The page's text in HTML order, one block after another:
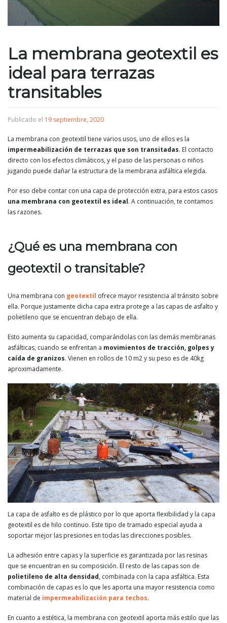
La membrana geotextil es
ideal para terrazas
transitables
Publicado el 19 septiembre, 2020
La membrana con geotextil tiene varios usos, uno de ellos es la
impermeabilización de terrazas que son transitadas. El contacto
directo con los efectos climáticos, y el paso de las personas o niños
jugando puede dañar la estructura de la membrana asfáltica elegida.
Por eso debe contar con una capa de protección extra, para estos casos
una membrana con geotextil es ideal. A continuación, te contamos
las razones.
¿Qué es una membrana con
geotextil o transitable?
Una membrana con geotextil ofrece mayor resistencia al tránsito sobre
ella. Porque justamente dicha capa extra protege a las capas de asfalto y
polietileno que se encuentran debajo de ella.
Esto aumenta su capacidad, comparándolas con las demás membranas
asfálticas, cuando se enfrentan a movimientos de tracción, golpes y
caída de granizos. Vienen en rollos de 10 m2 y su peso es de 40kg
aproximadamente.
La capa de asfalto es de plástico por lo que aporta flexibilidad y la capa
geotextil es de hilo continuo. Este tipo de tramado especial ayuda a
soportar mejor las presiones en todas las direcciones posibles.
La adhesión entre capas y la superficie es garantizada por las resinas
que se encuentran en su composición. El resto de las capas son de
polietileno de alta densidad, combinada con la capa asfáltica. Esta
combinación de capas es lo que les aporta una mayor resistencia como
material de impermeabilización para techos.
En cuanto a estética, la membrana con geotextil aporta más estilo que las